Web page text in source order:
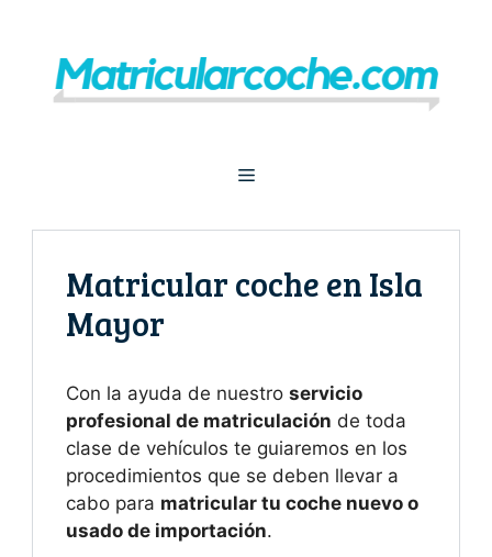
contenido
Menú
Matricular coche en Isla
Mayor
Con la ayuda de nuestro servicio
profesional de matriculación de toda
clase de vehículos te guiaremos en los
procedimientos que se deben llevar a
cabo para matricular tu coche nuevo o
usado de importación.